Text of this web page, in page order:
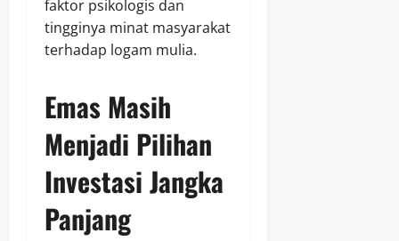
faktor psikologis dan
tingginya minat masyarakat
terhadap logam mulia.
Emas Masih
Menjadi Pilihan
Investasi Jangka
Panjang